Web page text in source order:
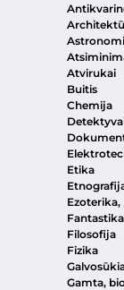
Atvirukai
Buitis
Chemija
Etika
Fantastika
Filosofija
Fizika
Gamta,